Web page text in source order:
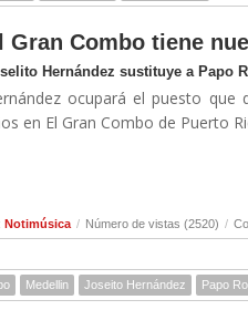
Gran Combo tiene
Hernández sustituye a Papo
ocupará el puesto que
en El Gran Combo de Puerto
Notimúsica / Número de vistas (2520) /
Medellin Joseito Hernández Papo